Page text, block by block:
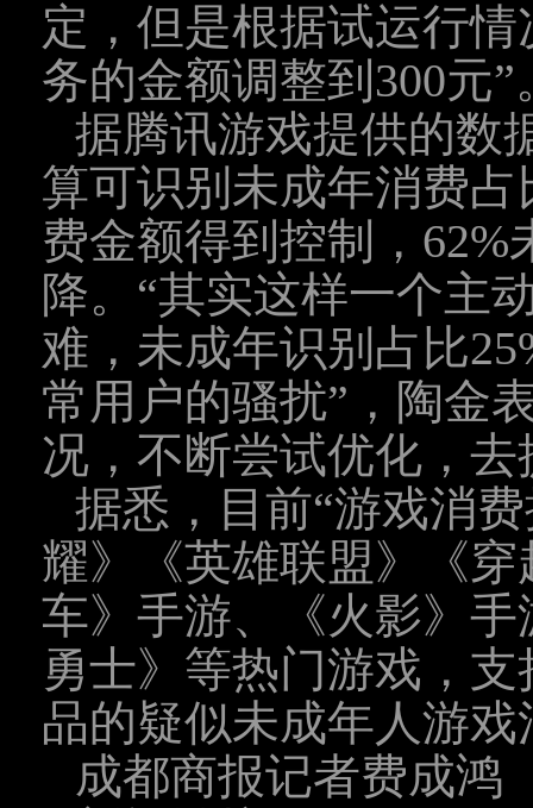
定，但是根据试运行
务的金额调整到300元”
据腾讯游戏提供的数
算可识别未成年消费占
费金额得到控制，
降。“其实这样一个主
难，未成年识别占比
常用户的骚扰”，陶金
况，不断尝试优化，
据悉，目前“游戏消
耀》《英雄联盟》《
车》手游、《火影》
勇士》等热门游戏，
品的疑似未成年人游
成都商报记者费成鸿